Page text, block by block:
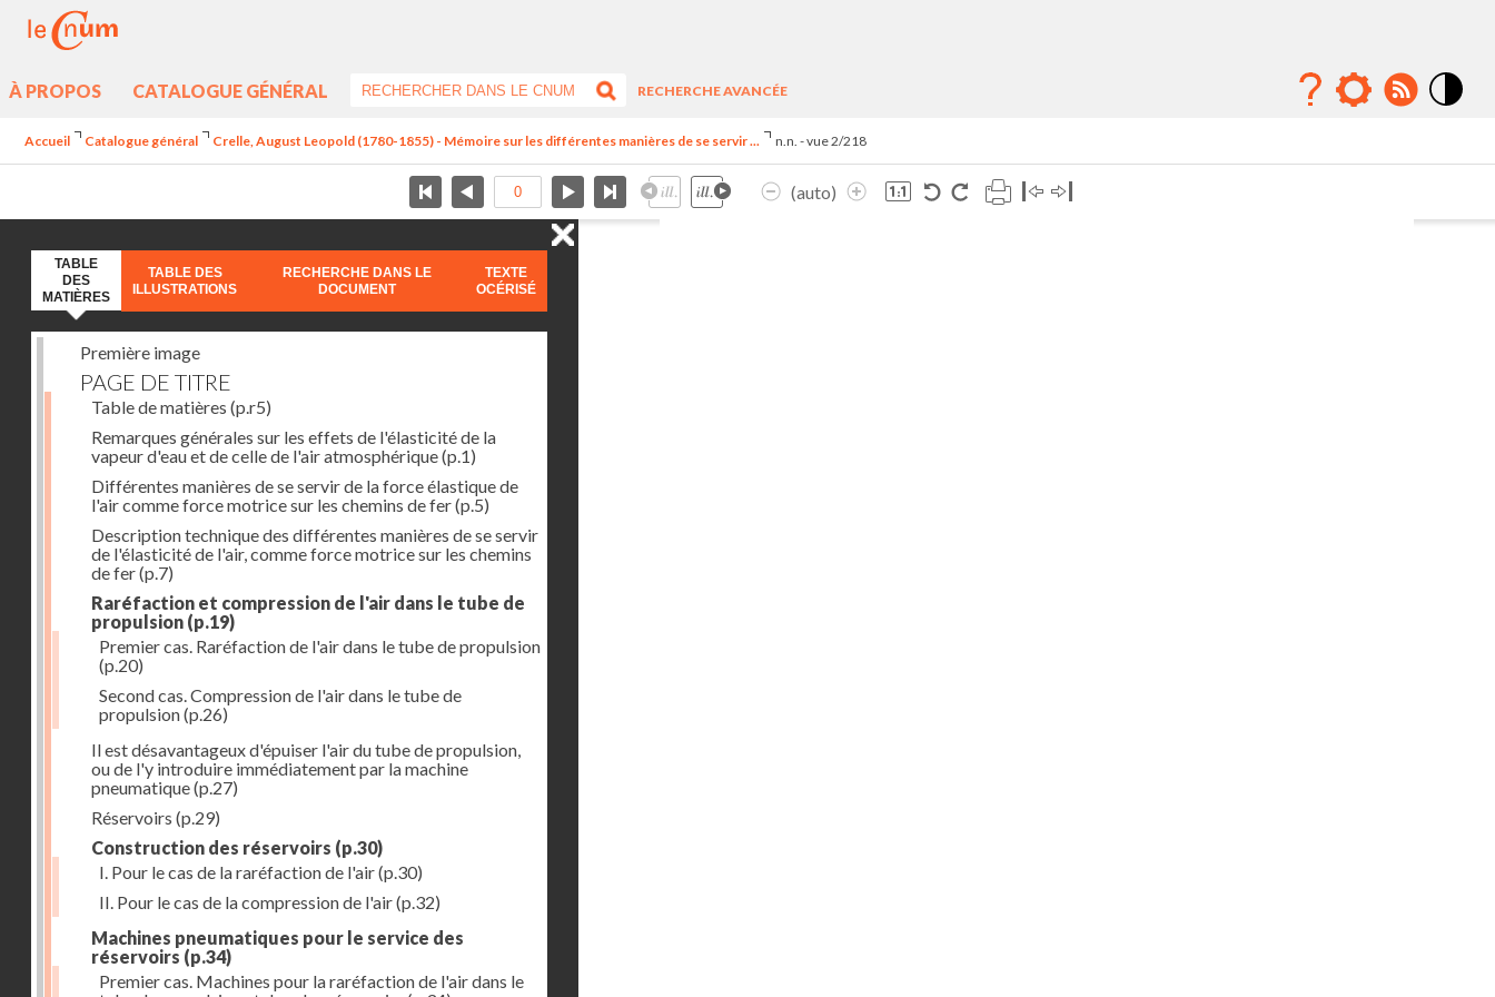
À PROPOS CATALOGUE GÉNÉRAL
RECHERCHE AVANCÉE
Accueil Catalogue général Crelle, August Leopold (1780-1855) - Mémoire sur les différentes manières de se servir ... n.n. - vue 2/218
(auto)
TABLE
DES
MATIÈRES
TABLE DES
ILLUSTRATIONS
RECHERCHE DANS LE
DOCUMENT
TEXTE
OCÉRISÉ
Première image
PAGE DE TITRE
Table de matières (p.r5)
Remarques générales sur les effets de l'élasticité de la
vapeur d'eau et de celle de l'air atmosphérique(p.1)
Différentes manières de se servir de la force élastique de
l'air comme force motrice sur les chemins de fer(p.5)
Description technique des différentes manières de se servir
de l'élasticité de l'air, comme force motrice sur les chemins
de fer(p.7)
Raréfaction et compression de l'air dans le tube de
propulsion (p.19)
Premier cas. Raréfaction de l'air dans le tube de propulsion
(p.20)
Second cas. Compression de l'air dans le tube de
propulsion(p.26)
Il est désavantageux d'épuiser l'air du tube de propulsion,
ou de l'y introduire immédiatement par la machine
pneumatique(p.27)
Réservoirs (p.29)
Construction des réservoirs (p.30)
I. Pour le cas de la raréfaction de l'air(p.30)
II. Pour le cas de la compression de l'air(p.32)
Machines pneumatiques pour le service des
réservoirs (p.34)
Premier cas. Machines pour la raréfaction de l'air dans le